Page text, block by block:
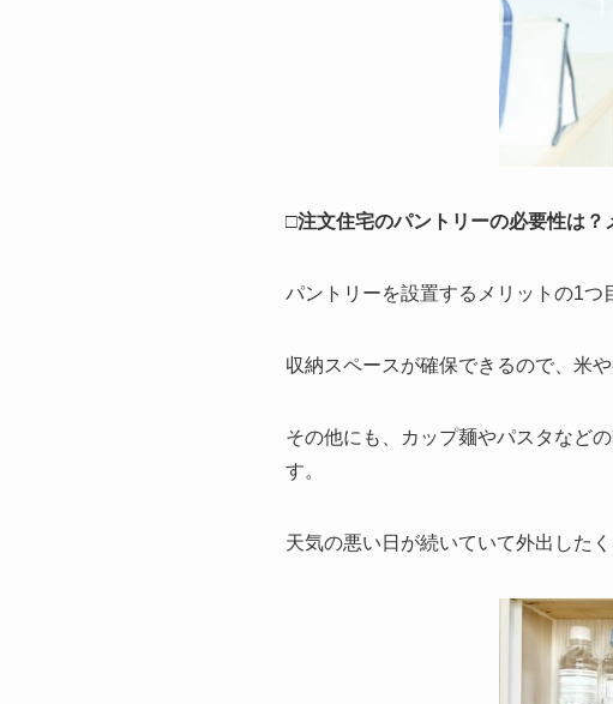
□注文住宅のパントリーの必要性は？
パントリーを設置するメリットの1つ
収納スペースが確保できるので、米
その他にも、カップ麺やパスタなど
す。
天気の悪い日が続いていて外出した